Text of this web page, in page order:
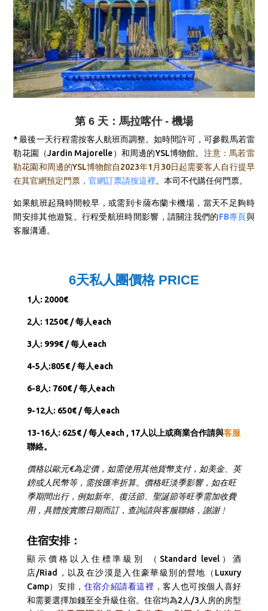
第 6 天：馬拉喀什 - 機場
* 最後一天行程需按客人航班而調整。如時間許可，可參觀馬若雷
勒花園（Jardin Majorelle） 和周邊的YSL博物館。 注意：馬若雷
勒花園和周邊的YSL博物館自2023年1月30日起需要客人自行提早
在其官網預定門票 ，官網訂票請按這裡。本司不代購任何門票。
如果航班起飛時間較早，或需到卡薩布蘭卡機場，當天不足夠時
間安排其他遊覧。行程受航班時間影響，請關注我們的FB專頁與
客服溝通。
6天私人團價格 PRICE
1人: 2000€
2人: 1250€ / 每人each
3人: 999€ / 每人each
4-5人:805€ / 每人each
6-8人: 760€ / 每人each
9-12人: 650€ / 每人each
13-16人: 625€ / 每人each , 17人以上或商業合作請與客服
聯絡。
價格以歐元€為定價，如需使用其他貨幣支付，如美金、英
鎊或人民幣等，需按匯率折算。價格旺淡季影響，如在旺
季期間出行，例如新年、復活節、聖誕節等旺季需加收費
用，具體按實際日期而訂，查詢請與客服聯絡，謝謝﹗
住宿安排：
顯示價格以入住標準級別 （Standard level）酒
店/Riad，以及在沙漠是入住豪華級別的營地（Luxury
Camp）安排， 住宿介紹請看這裡 ，客人也可按個人喜好
和需要選擇加錢至全升級住宿。住宿均為2人/3人房的房型